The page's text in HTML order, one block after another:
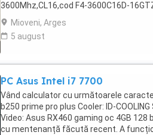
3600Mhz,CL16,cod F4-3600C16D-
DDR4, 2x8Gb,3600Mhz,CL16, în
Mioveni, Arges
5 august
PC Asus Intel i7 7700
Vând calculator cu următoarele
b250 prime pro plus Cooler: ID-
Video: Asus RX460 gaming oc 4GB
cu mentenanță făcută recent. A